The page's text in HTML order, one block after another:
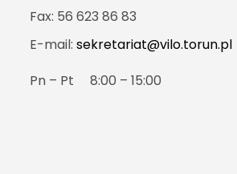
Fax: 56 623 86 83
E-mail: sekretariat@vilo.torun.pl
Pn – Pt 8:00 – 15:00